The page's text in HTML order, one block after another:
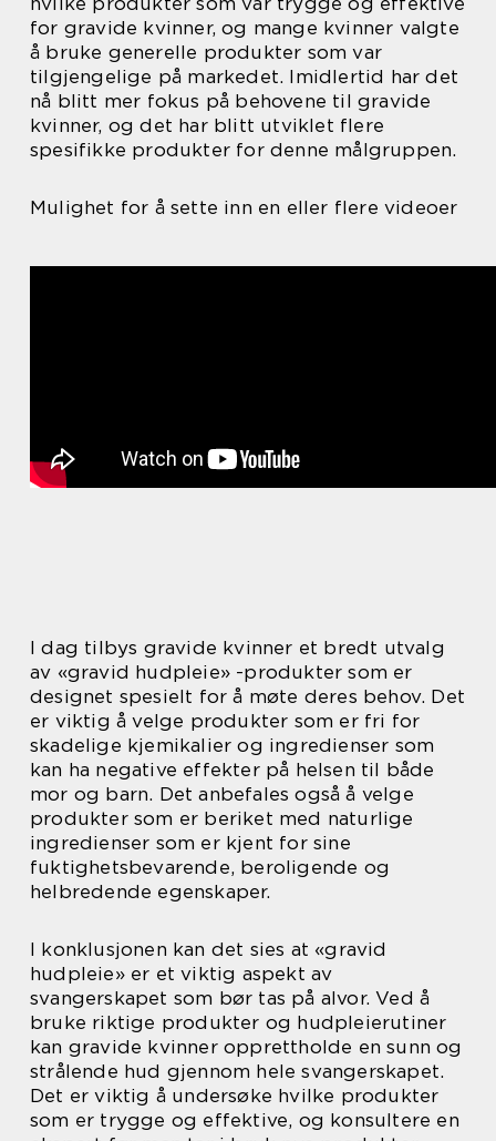
for gravide kvinner, og mange kvinner valgte
å bruke generelle produkter som var
tilgjengelige på markedet. Imidlertid har det
nå blitt mer fokus på behovene til gravide
kvinner, og det har blitt utviklet flere
spesifikke produkter for denne målgruppen.
Mulighet for å sette inn en eller flere videoer
I dag tilbys gravide kvinner et bredt utvalg
av «gravid hudpleie» -produkter som er
designet spesielt for å møte deres behov. Det
er viktig å velge produkter som er fri for
skadelige kjemikalier og ingredienser som
kan ha negative effekter på helsen til både
mor og barn. Det anbefales også å velge
produkter som er beriket med naturlige
ingredienser som er kjent for sine
fuktighetsbevarende, beroligende og
helbredende egenskaper.
I konklusjonen kan det sies at «gravid
hudpleie» er et viktig aspekt av
svangerskapet som bør tas på alvor. Ved å
bruke riktige produkter og hudpleierutiner
kan gravide kvinner opprettholde en sunn og
strålende hud gjennom hele svangerskapet.
Det er viktig å undersøke hvilke produkter
som er trygge og effektive, og konsultere en